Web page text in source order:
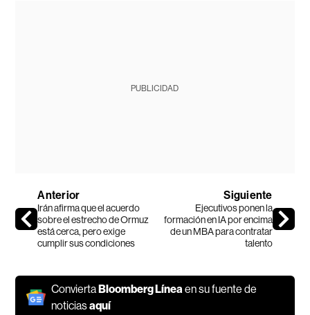
PUBLICIDAD
Anterior
Irán afirma que el acuerdo
sobre el estrecho de Ormuz
está cerca, pero exige
cumplir sus condiciones
Siguiente
Ejecutivos ponen la
formación en IA por encima
de un MBA para contratar
talento
ConviertaBloomberg Línea en su fuente de
noticiasaquí